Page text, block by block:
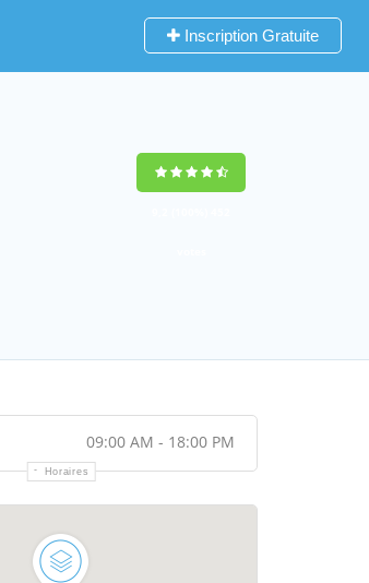
Inscription Gratuite
09:00 AM - 18:00 PM
Horaires